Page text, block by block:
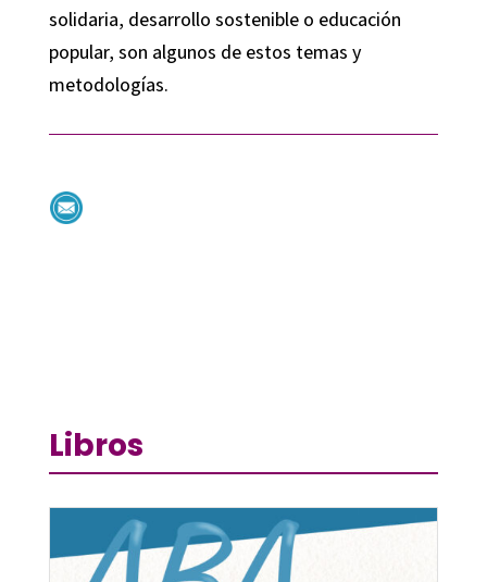
solidaria, desarrollo sostenible o educación
popular, son algunos de estos temas y
metodologías.
Libros